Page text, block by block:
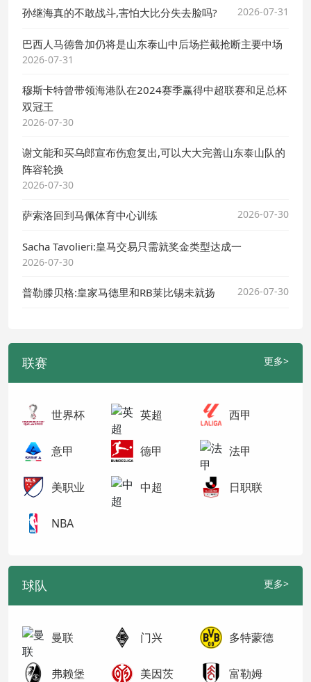
孙继海真的不敢战斗,害怕大比分失去脸吗? 2026-07-31
巴西人马德鲁加仍将是山东泰山中后场拦截抢断主要中场
2026-07-31
穆斯卡特曾带领海港队在2024赛季赢得中超联赛和足总杯
双冠王
2026-07-30
谢文能和买乌郎宣布伤愈复出,可以大大完善山东泰山队的
阵容轮换
2026-07-30
萨索洛回到马佩体育中心训练 2026-07-30
Sacha Tavolieri:皇马交易只需就奖金类型达成一
2026-07-30
普勒滕贝格:皇家马德里和RB莱比锡未就扬 2026-07-30
联赛 更多>
世界杯 英超 西甲
意甲 德甲 法甲
美职业 中超 日职联
NBA
球队 更多>
曼联 门兴 多特蒙德
弗赖堡 美因茨 富勒姆